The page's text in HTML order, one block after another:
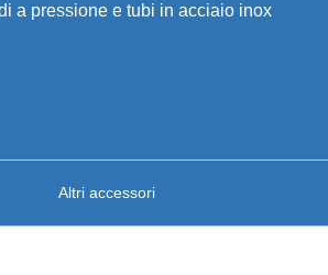
a pressione e tubi in acciaio inox
Altri accessori